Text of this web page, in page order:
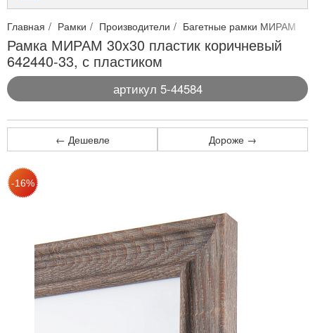
Главная Рамки Производители Багетные рамки МИРАМ
Рамка МИРАМ 30x30 пластик коричневый
642440-33, с пластиком
артикул 5-44584
← Дешевле Дороже →